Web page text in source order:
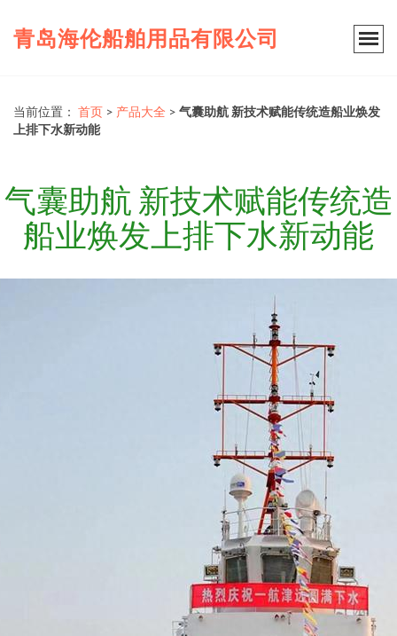
青岛海伦船舶用品有限公司
当前位置： 首页 > 产品大全 > 气囊助航 新技术赋能传统造船业焕发
上排下水新动能
气囊助航 新技术赋能传统造
船业焕发上排下水新动能